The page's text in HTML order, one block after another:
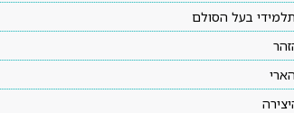
בעל הסולם